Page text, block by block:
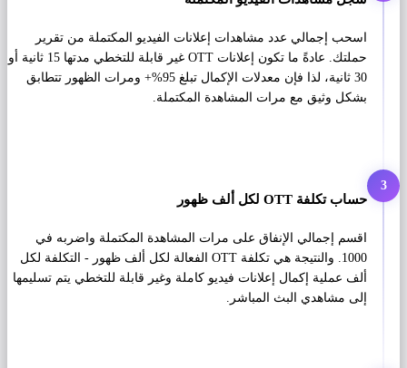
اسحب إجمالي عدد مشاهدات إعلانات الفيديو المكتملة من تقرير
حملتك. عادةً ما تكون إعلانات OTT غير قابلة للتخطي مدتها 15 ثانية أو
30 ثانية، لذا فإن معدلات الإكمال تبلغ 95%+ ومرات الظهور تتطابق
بشكل وثيق مع مرات المشاهدة المكتملة.
3
حساب تكلفة OTT لكل ألف ظهور
اقسم إجمالي الإنفاق على مرات المشاهدة المكتملة واضربه في
1000. والنتيجة هي تكلفة OTT الفعالة لكل ألف ظهور - التكلفة لكل
ألف عملية إكمال إعلانات فيديو كاملة وغير قابلة للتخطي يتم تسليمها
إلى مشاهدي البث المباشر.